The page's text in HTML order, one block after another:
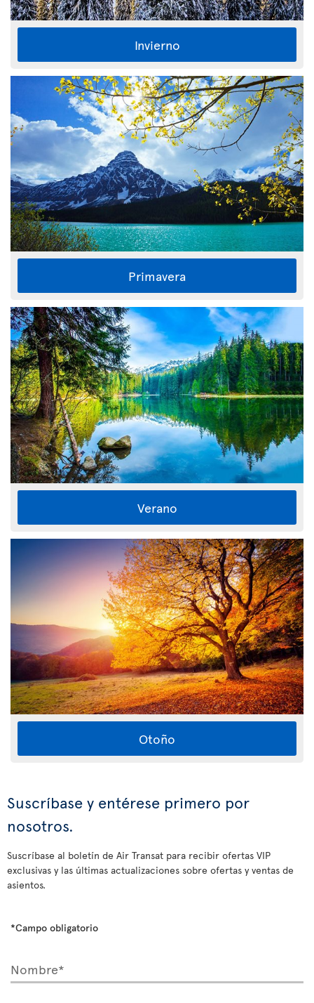
Invierno
Primavera
Verano
Otoño
Suscríbase y entérese primero por
nosotros.
Suscríbase al boletín de Air Transat para recibir ofertas VIP
exclusivas y las últimas actualizaciones sobre ofertas y ventas de
asientos.
*Campo obligatorio
Nombre*